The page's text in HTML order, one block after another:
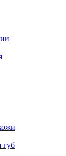
губ